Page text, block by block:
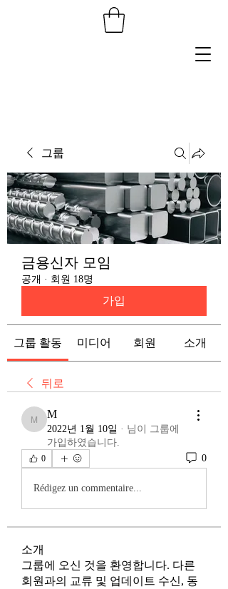
그룹
금용신자 모임
공개 · 회원 18명
가입
그룹 활동 미디어 회원 소개
뒤로
M
M
2022년 1월 10일 · 님이 그룹에
가입하였습니다.
0 0
Rédigez un commentaire...
소개
그룹에 오신 것을 환영합니다. 다른
회원과의 교류 및 업데이트 수신, 동